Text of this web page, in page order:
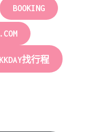
BOOKING
KKDAY找行程